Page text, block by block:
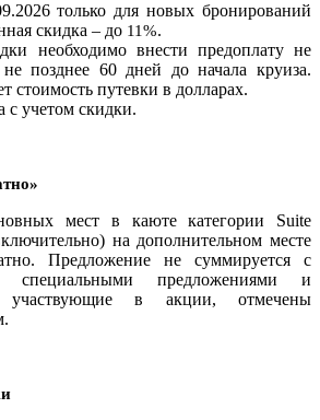
только для новых бронирований
скидка – до 11%.
необходимо внести предоплату не
позднее 60 дней до начала круиза.
стоимость путевки в долларах.
с учетом скидки.
мест в каюте категории Suite
на дополнительном месте
Предложение не суммируется с
специальными предложениями и
участвующие в акции, отмечены